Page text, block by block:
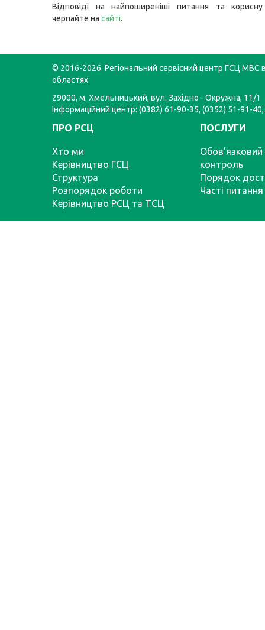
Відповіді на найпоширеніші питання та
черпайте на сайті.
© 2016-2026. Регіональний сервісний центр ГСЦ МВС
областях
29000, м. Хмельницький, вул. Західно - Окружна, 11/1
Інформаційний центр: (0382) 61-90-35, (0352) 51-91-
ПРО РСЦ
Хто ми
Керівництво ГСЦ
Структура
Розпорядок роботи
Керівництво РСЦ та ТСЦ
ПОСЛУГИ
Обов’язковий
контроль
Порядок
Часті питання